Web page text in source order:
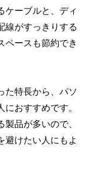
ケーブルと、ディ
線がすっきりする
ペースも節約でき
た特長から、パソ
おすすめです。
品が多いので、
避けたい人にもよ